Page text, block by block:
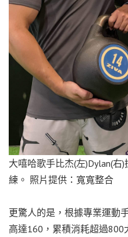
大嘻哈歌手比杰(左)Dylan(右
練。 照片提供：寬寬整合
更驚人的是，根據專業運動
高達160，累積消耗超過